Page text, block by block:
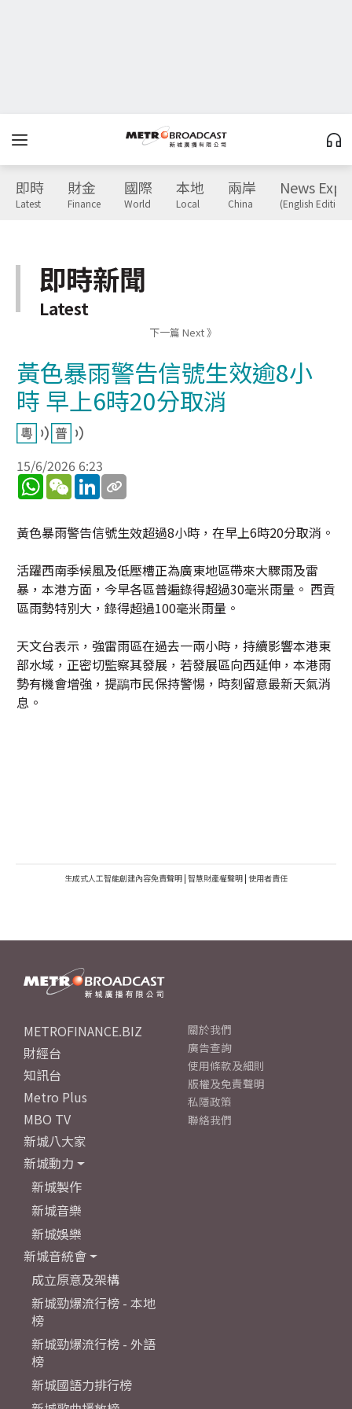
即時
Latest
財金
Finance
國際
World
本地
Local
兩岸
China
News
(English Edition)
即時新聞
Latest
下一篇 Next 》
黃色暴雨警告信號生效逾8小
時 早上6時20分取消
15/6/2026 6:23
WhatsApp
WeChatLinkedIn
黃色暴雨警告信號生效超過8小時，在早上6時20分取消。
活躍西南季候風及低壓槽正為廣東地區帶來大驟雨及雷
暴，本港方面，今早各區普遍錄得超過30毫米雨量。 西貢
區雨勢特別大，錄得超過100毫米雨量。
天文台表示，強雷雨區在過去一兩小時，持續影響本港東
部水域，正密切監察其發展，若發展區向西延伸，本港雨
勢有機會增強，提鶝市民保持警惕，時刻留意最新天氣消
息。
生成式人工智能創建內容免責聲明 | 智慧財產權聲明 | 使用者責任
METROFINANCE.BIZ
財經台
知訊台
Metro Plus
MBO TV
新城八大家
新城動力
新城製作
新城音樂
新城娛樂
新城音統會
成立原意及架構
新城勁爆流行榜 - 本地
榜
新城勁爆流行榜 - 外語
榜
新城國語力排行榜
關於我們
廣告查詢
使用條款及細則
版權及免責聲明
私隱政策
聯絡我們